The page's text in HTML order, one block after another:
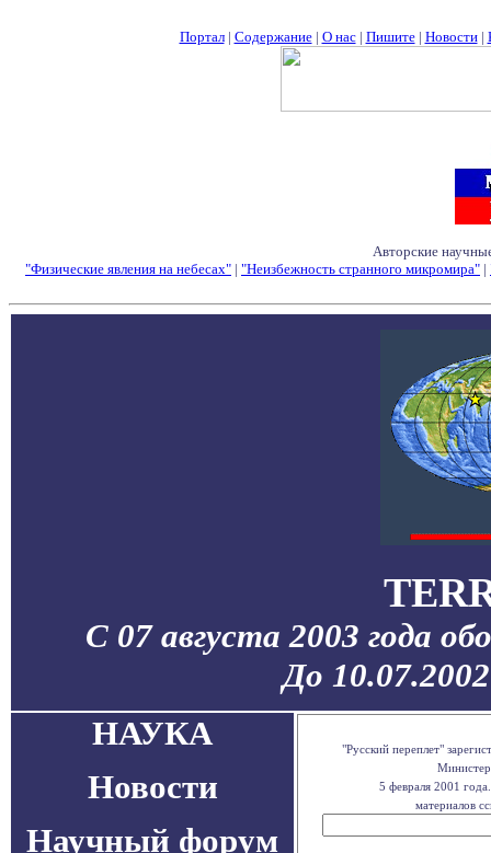
Портал| Содержание| О нас| Пишите| Новости|
Авторские
"Физические явления на небесах" | "Неизбежность странного микромира" |
С 07 августа 2003 года
До
НАУКА
Новости
Научный форум
"Русский переплет"
5 февраля 2001
материалов